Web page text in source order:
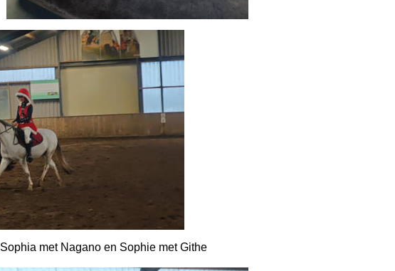
Sophia met Nagano en Sophie met Githe